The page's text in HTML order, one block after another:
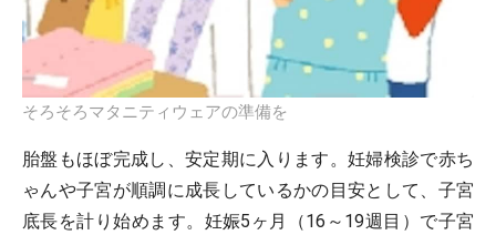
そろそろマタニティウェアの準備を
胎盤もほぼ完成し、安定期に入ります。妊婦検診で赤ち
ゃんや子宮が順調に成長しているかの目安として、子宮
底長を計り始めます。妊娠5ヶ月（16～19週目）で子宮